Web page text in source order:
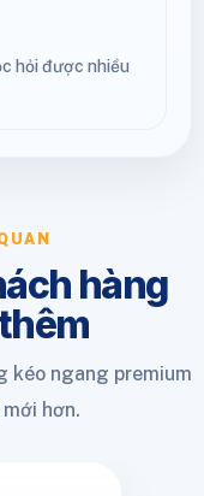
hỏi được nhiều
hàng
kéo ngang premium
hơn.